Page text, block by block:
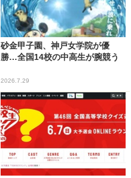
砂金甲子園、神戸女学院が優
勝…全国14校の中高生が腕競う
2026.7.29